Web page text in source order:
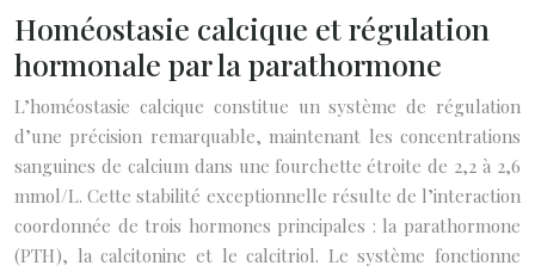
Homéostasie calcique et régulation
hormonale par la parathormone
L’homéostasie calcique constitue un système de régulation
d’une précision remarquable, maintenant les concentrations
sanguines de calcium dans une fourchette étroite de 2,2 à 2,6
mmol/L. Cette stabilité exceptionnelle résulte de l’interaction
coordonnée de trois hormones principales : la parathormone
(PTH), la calcitonine et le calcitriol. Le système fonctionne